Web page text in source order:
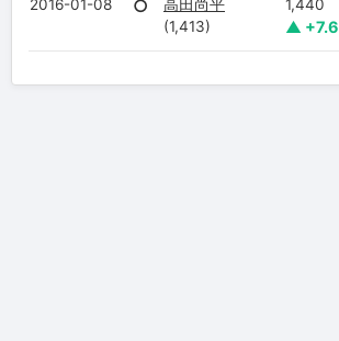
2016-01-08 ○
高田尚平
(1,413)
1,440
▲ +7.6